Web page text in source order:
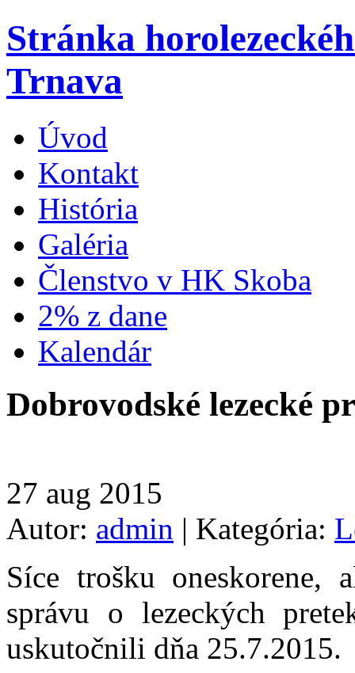
Stránka
Trnava
Úvod
Kontakt
História
Galéria
Členstvo v HK Skoba
2% z dane
Kalendár
Dobrovodské lezecké
27 aug 2015
Autor: admin | Kategória:
Síce trošku oneskorene,
správu o lezeckých
uskutočnili dňa 25.7.2015.